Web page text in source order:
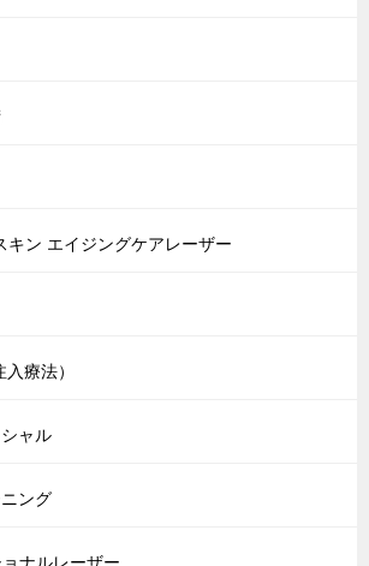
キン エイジングケアレーザー
療法）
ャル
ング